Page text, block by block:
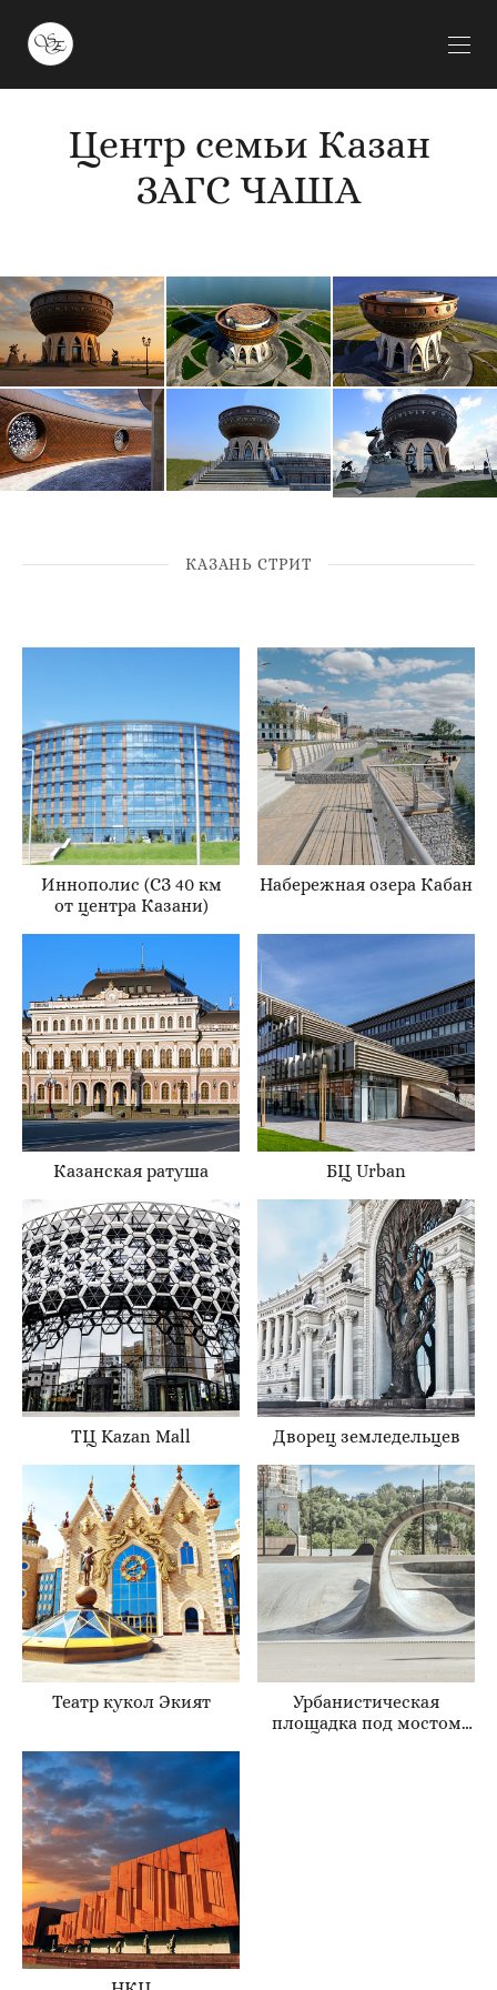
Центр семьи Казан
ЗАГС ЧАША
КАЗАНЬ СТРИТ
Иннополис (СЗ 40 км
от центра Казани)
Набережная озера Кабан
Казанская ратуша БЦ Urban
ТЦ Kazan Mall Дворец земледельцев
Театр кукол Экият
Урбанистическая
площадка под мостом